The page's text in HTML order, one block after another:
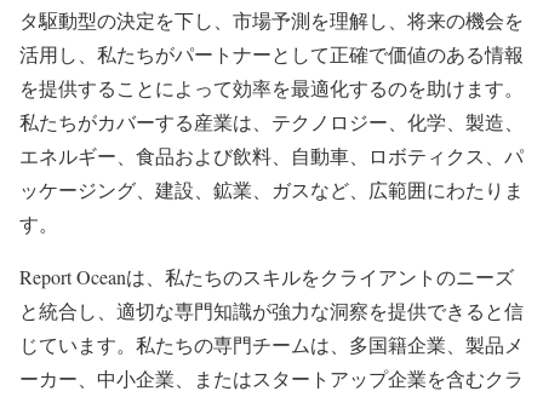
タ駆動型の決定を下し、市場予測を理解し、将来の機会を
活用し、私たちがパートナーとして正確で価値のある情報
を提供することによって効率を最適化するのを助けます。
私たちがカバーする産業は、テクノロジー、化学、製造、
エネルギー、食品および飲料、自動車、ロボティクス、パ
ッケージング、建設、鉱業、ガスなど、広範囲にわたりま
す。
Report Oceanは、私たちのスキルをクライアントのニーズ
と統合し、適切な専門知識が強力な洞察を提供できると信
じています。私たちの専門チームは、多国籍企業、製品メ
ーカー、中小企業、またはスタートアップ企業を含むクラ